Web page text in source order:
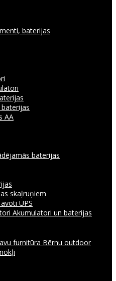
baterijas
AA
baterijas
skaļruņiem
UPS
Akumulatori un baterijas
furnitūra Bērnu outdoor